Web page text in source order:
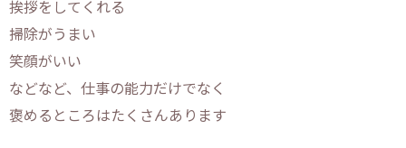
挨拶をしてくれる
掃除がうまい
笑顔がいい
などなど、仕事の能力だけでなく
褒めるところはたくさんあります